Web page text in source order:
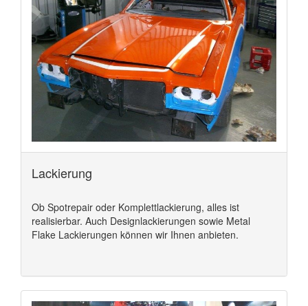
Lackierung
Ob Spotrepair oder Komplettlackierung, alles ist
realisierbar. Auch Designlackierungen sowie Metal
Flake Lackierungen können wir Ihnen anbieten.